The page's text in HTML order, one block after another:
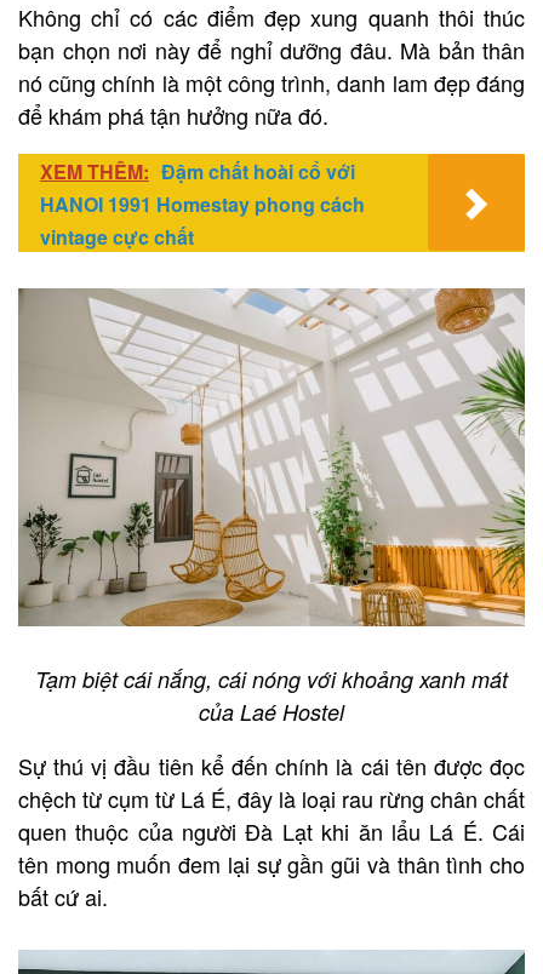
Không chỉ có các điểm đẹp xung quanh thôi thúc
bạn chọn nơi này để nghỉ dưỡng đâu. Mà bản thân
nó cũng chính là một công trình, danh lam đẹp đáng
để khám phá tận hưởng nữa đó.
XEM THÊM: Đậm chất hoài cổ với
HANOI 1991 Homestay phong cách
vintage cực chất
Tạm biệt cái nắng, cái nóng với khoảng xanh mát
của Laé Hostel
Sự thú vị đầu tiên kể đến chính là cái tên được đọc
chệch từ cụm từ Lá É, đây là loại rau rừng chân chất
quen thuộc của người Đà Lạt khi ăn lẩu Lá É. Cái
tên mong muốn đem lại sự gần gũi và thân tình cho
bất cứ ai.